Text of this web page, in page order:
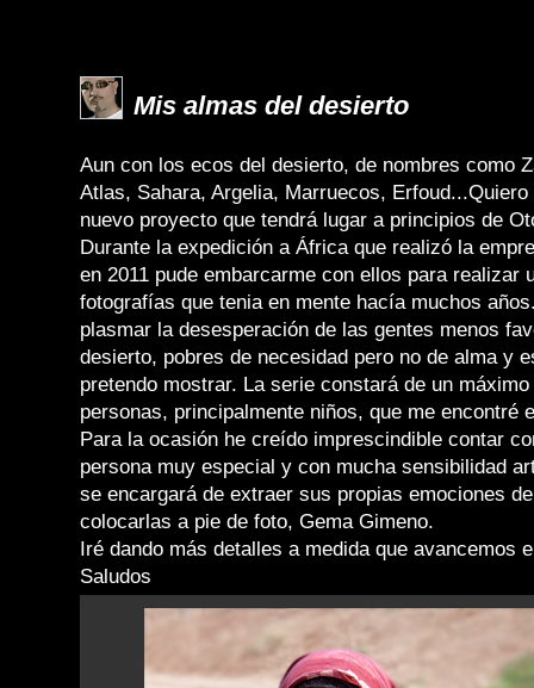
Mis almas del desierto
Aun con los ecos del desierto, de nombres como
Atlas, Sahara, Argelia, Marruecos,
nuevo proyecto que tendrá lugar a principios de
Durante la expedición a África que realizó la
en 2011 pude embarcarme con ellos para realizar
fotografías que tenia en mente hacía muchos
plasmar la desesperación de las gentes menos
desierto, pobres de necesidad pero no de alma y
pretendo mostrar. La serie constará de un
personas, principalmente niños, que me encontré
Para la ocasión he creído imprescindible contar
persona muy especial y con mucha sensibilidad
se encargará de extraer sus propias emociones
colocarlas a pie de foto, Gema Gimeno.
Iré dando más detalles a medida que avancemos
Saludos